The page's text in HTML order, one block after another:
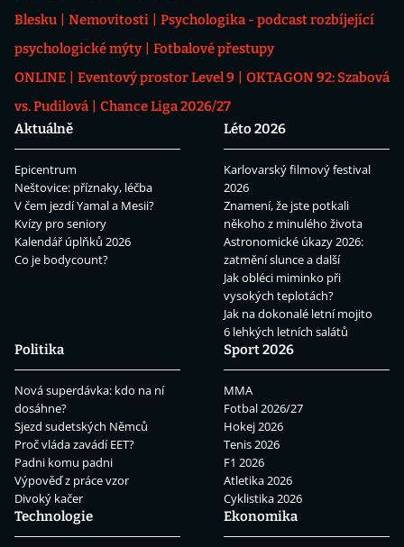
Blesku
Nemovitosti
Psychologika - podcast rozbíjející
psychologické mýty
Fotbalové přestupy
ONLINE
Eventový prostor Level 9
OKTAGON 92: Szabová
vs. Pudilová
Chance Liga 2026/27
Aktuálně
Epicentrum
Neštovice: příznaky, léčba
V čem jezdí Yamal a Mesii?
Kvízy pro seniory
Kalendář úplňků 2026
Co je bodycount?
Léto 2026
Karlovarský filmový festival
2026
Znamení, že jste potkali
někoho z minulého života
Astronomické úkazy 2026:
zatmění slunce a další
Jak obléci miminko při
vysokých teplotách?
Jak na dokonalé letní mojito
6 lehkých letních salátů
Politika
Nová superdávka: kdo na ní
dosáhne?
Sjezd sudetských Němců
Proč vláda zavádí EET?
Padni komu padni
Výpověď z práce vzor
Divoký kačer
Sport 2026
MMA
Fotbal 2026/27
Hokej 2026
Tenis 2026
F1 2026
Atletika 2026
Cyklistika 2026
Technologie
Ekonomika